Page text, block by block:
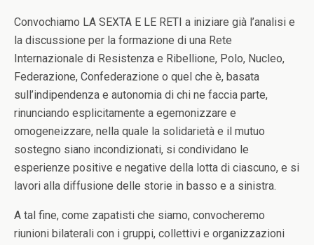
Convochiamo LA SEXTA E LE RETI a iniziare già l’analisi e
la discussione per la formazione di una Rete
Internazionale di Resistenza e Ribellione, Polo, Nucleo,
Federazione, Confederazione o quel che è, basata
sull’indipendenza e autonomia di chi ne faccia parte,
rinunciando esplicitamente a egemonizzare e
omogeneizzare, nella quale la solidarietà e il mutuo
sostegno siano incondizionati, si condividano le
esperienze positive e negative della lotta di ciascuno, e si
lavori alla diffusione delle storie in basso e a sinistra.
A tal fine, come zapatisti che siamo, convocheremo
riunioni bilaterali con i gruppi, collettivi e organizzazioni